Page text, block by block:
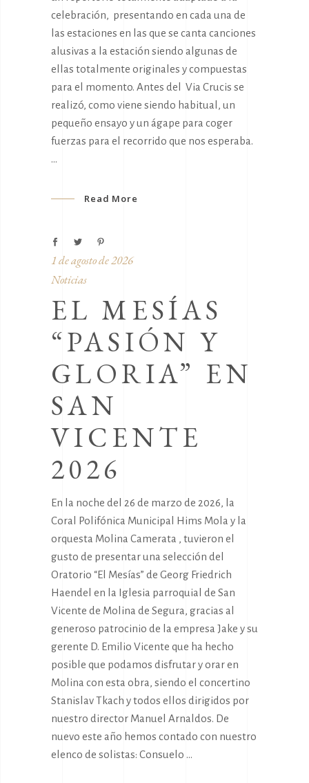
celebración, presentando en cada una de
las estaciones en las que se canta canciones
alusivas a la estación siendo algunas de
ellas totalmente originales y compuestas
para el momento. Antes del Via Crucis se
realizó, como viene siendo habitual, un
pequeño ensayo y un ágape para coger
fuerzas para el recorrido que nos esperaba.
Read More
1 de agosto de 2026
Noticias
EL MESÍAS
“PASIÓN Y
GLORIA” EN
SAN
VICENTE
2026
En la noche del 26 de marzo de 2026, la
Coral Polifónica Municipal Hims Mola y la
orquesta Molina Camerata , tuvieron el
gusto de presentar una selección del
Oratorio “El Mesías” de Georg Friedrich
Haendel en la Iglesia parroquial de San
Vicente de Molina de Segura, gracias al
generoso patrocinio de la empresa Jake y su
gerente D. Emilio Vicente que ha hecho
posible que podamos disfrutar y orar en
Molina con esta obra, siendo el concertino
Stanislav Tkach y todos ellos dirigidos por
nuestro director Manuel Arnaldos. De
nuevo este año hemos contado con nuestro
elenco de solistas: Consuelo